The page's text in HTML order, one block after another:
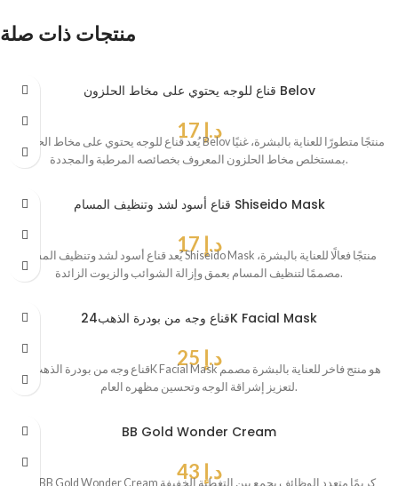
منتجات ذات صلة
قناع للوجه يحتوي على مخاط الحلزون Belov
د.إ 17يُعد قناع للوجه يحتوي على مخاط الحلزون Belov منتجًا متطورًا للعناية بالبشرة، غنيًا
بمستخلص مخاط الحلزون المعروف بخصائصه المرطبة والمجددة.
قناع أسود لشد وتنظيف المسام Shiseido Mask
د.إ
يُعد قناع أسود لشد وتنظيف المسام Shiseido Mask منتجًا فعالًا للعناية بالبشرة،
مصممًا لتنظيف المسام بعمق وإزالة الشوائب والزيوت الزائدة.
قناع وجه من بودرة الذهب24K Facial Mask
د.إ
لتعزيز إشراقة الوجه وتحسين مظهره العام.
BB Gold Wonder Cream
د.إ